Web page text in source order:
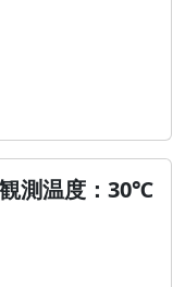
測温度：30℃